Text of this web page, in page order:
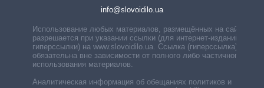
info@slovoidilo.ua
Использование любых материалов, размещённых на сайте,
разрешается при указании ссылки (для интернет-изданий —
гиперссылки) на www.slovoidilo.ua. Ссылка (гиперссылка)
обязательна вне зависимости от полного либо частичного
использования материалов.
Аналитическая информация об обещаниях политиков и